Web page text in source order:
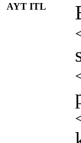
AYT ITL